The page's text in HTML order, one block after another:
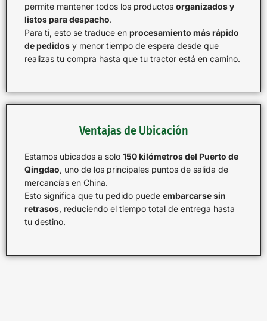
permite mantener todos los productos organizados y
listos para despacho.
Para ti, esto se traduce en procesamiento más rápido
de pedidos y menor tiempo de espera desde que
realizas tu compra hasta que tu tractor está en camino.
Ventajas de Ubicación
Estamos ubicados a solo 150 kilómetros del Puerto de
Qingdao, uno de los principales puntos de salida de
mercancías en China.
Esto significa que tu pedido puede embarcarse sin
retrasos, reduciendo el tiempo total de entrega hasta
tu destino.